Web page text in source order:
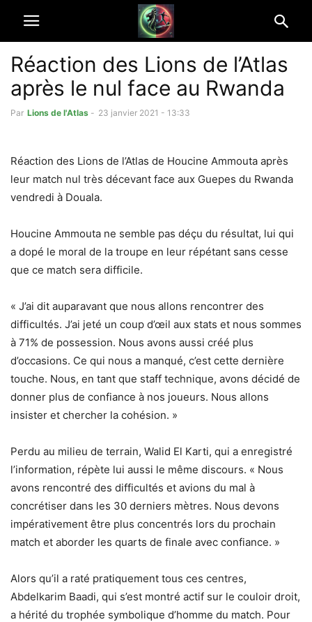
Réaction des Lions de l’Atlas
après le nul face au Rwanda
Par Lions de l'Atlas - 23 janvier 2021 - 13:33
Réaction des Lions de l’Atlas de Houcine Ammouta après
leur match nul très décevant face aux Guepes du Rwanda
vendredi à Douala.
Houcine Ammouta ne semble pas déçu du résultat, lui qui
a dopé le moral de la troupe en leur répétant sans cesse
que ce match sera difficile.
« J’ai dit auparavant que nous allons rencontrer des
difficultés. J’ai jeté un coup d’œil aux stats et nous sommes
à 71% de possession. Nous avons aussi créé plus
d’occasions. Ce qui nous a manqué, c’est cette dernière
touche. Nous, en tant que staff technique, avons décidé de
donner plus de confiance à nos joueurs. Nous allons
insister et chercher la cohésion. »
Perdu au milieu de terrain, Walid El Karti, qui a enregistré
l’information, répète lui aussi le même discours. « Nous
avons rencontré des difficultés et avions du mal à
concrétiser dans les 30 derniers mètres. Nous devons
impérativement être plus concentrés lors du prochain
match et aborder les quarts de finale avec confiance. »
Alors qu’il a raté pratiquement tous ces centres,
Abdelkarim Baadi, qui s’est montré actif sur le couloir droit,
a hérité du trophée symbolique d’homme du match. Pour